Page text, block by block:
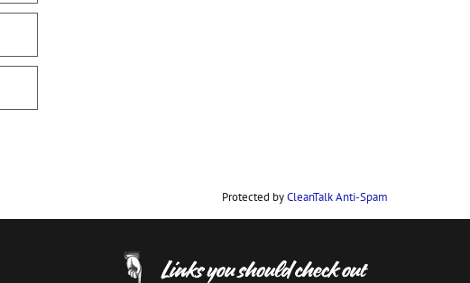
Protected byCleanTalk Anti-Spam